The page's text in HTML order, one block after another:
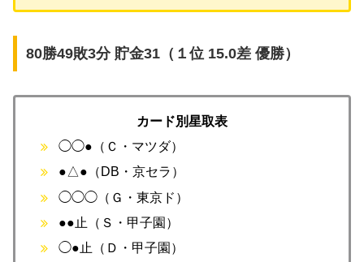
80勝49敗3分 貯金31（１位 15.0差 優勝）
カード別星取表
◯◯●（Ｃ・マツダ）
●△●（DB・京セラ）
◯◯◯（Ｇ・東京ド）
●●止（Ｓ・甲子園）
◯●止（Ｄ・甲子園）